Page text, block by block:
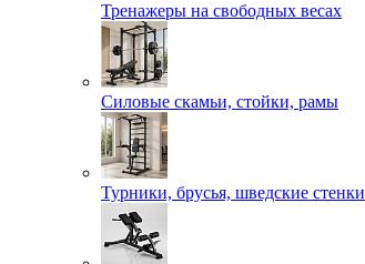
Тренажеры на свободных весах
Силовые скамьи, стойки, рамы
Турники, брусья, шведские стенки